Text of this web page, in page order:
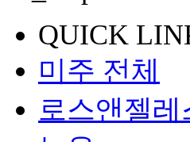
QUICK
미주 전체
로스앤젤레